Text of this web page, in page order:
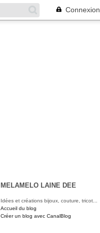
Connexion
MELAMELO LAINE DEE
Idées et créations bijoux, couture, tricot...
Accueil du blog
Créer un blog avec CanalBlog